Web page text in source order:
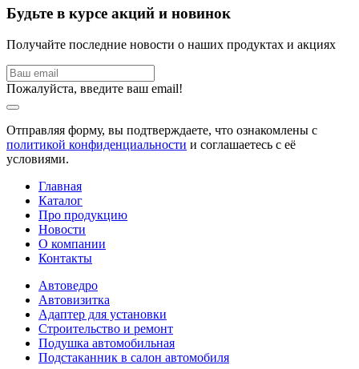
Будьте в курсе акций и новинок
Получайте последние новости о наших продуктах и акциях
Пожалуйста, введите ваш email!
Отправляя форму, вы подтверждаете, что ознакомлены с
политикой конфиденциальности и соглашаетесь с её
условиями.
Главная
Каталог
Про продукцию
Новости
О компании
Контакты
Автоведро
Автовизитка
Адаптер для установки
Строительство и ремонт
Подушка автомобильная
Подстаканник в салон автомобиля